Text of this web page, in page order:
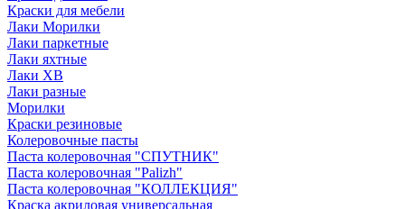
Краски для мебели
Лаки Морилки
Лаки паркетные
Лаки яхтные
Лаки ХВ
Лаки разные
Морилки
Краски резиновые
Колеровочные пасты
Паста колеровочная "СПУТНИК"
Паста колеровочная "Palizh"
Паста колеровочная "КОЛЛЕКЦИЯ"
Краска акриловая универсальная